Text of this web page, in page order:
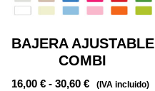
BAJERA AJUSTABLE
COMBI
16,00€ - 30,60€ (IVA incluido)